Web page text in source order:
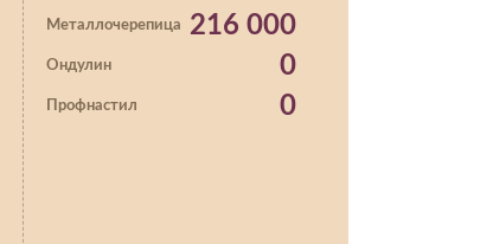
Металлочерепица 216 000
Ондулин 0
Профнастил 0